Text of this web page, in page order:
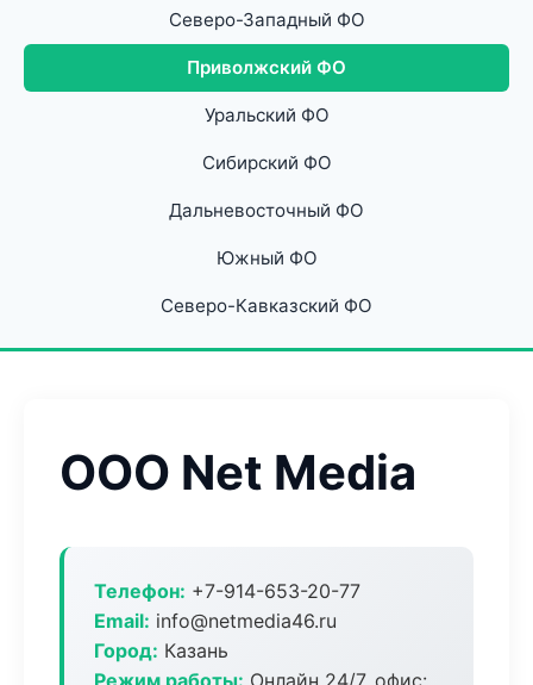
Северо-Западный ФО
Приволжский ФО
Уральский ФО
Сибирский ФО
Дальневосточный ФО
Южный ФО
Северо-Кавказский ФО
ООО Net Media
Телефон: +7-914-653-20-77
Email: info@netmedia46.ru
Город: Казань
Режим работы: Онлайн 24/7, офис: